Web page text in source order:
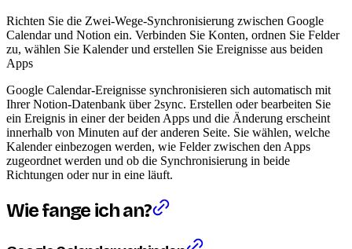
Richten Sie die Zwei-Wege-Synchronisierung zwischen Google
Calendar und Notion ein. Verbinden Sie Konten, ordnen Sie Felder
zu, wählen Sie Kalender und erstellen Sie Ereignisse aus beiden
Apps
Google Calendar-Ereignisse synchronisieren sich automatisch mit
Ihrer Notion-Datenbank über 2sync. Erstellen oder bearbeiten Sie
ein Ereignis in einer der beiden Apps und die Änderung erscheint
innerhalb von Minuten auf der anderen Seite. Sie wählen, welche
Kalender einbezogen werden, wie Felder zwischen den Apps
zugeordnet werden und ob die Synchronisierung in beide
Richtungen oder nur in eine läuft.
Wie fange ich an?